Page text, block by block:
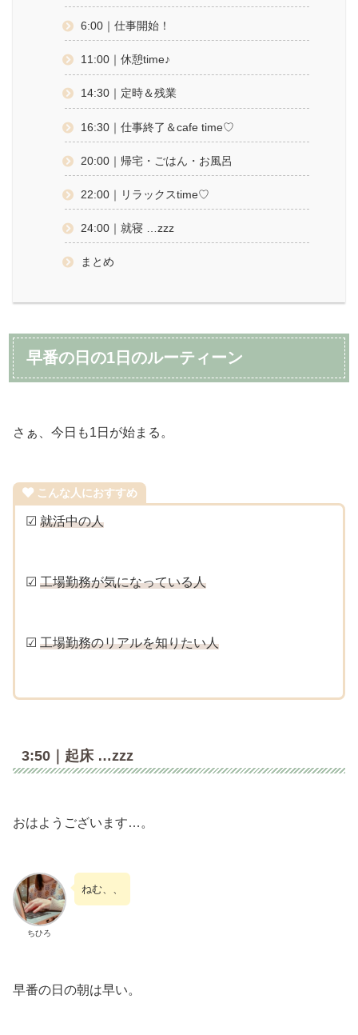
6:00｜仕事開始！
11:00｜休憩time♪
14:30｜定時＆残業
16:30｜仕事終了＆cafe time♡
20:00｜帰宅・ごはん・お風呂
22:00｜リラックスtime♡
24:00｜就寝 …zzz
まとめ
早番の日の1日のルーティーン
さぁ、今日も1日が始まる。
こんな人におすすめ
☑ 就活中の人
☑ 工場勤務が気になっている人
☑ 工場勤務のリアルを知りたい人
3:50｜起床 …zzz
おはようございます…。
ちひろ
ねむ、、
早番の日の朝は早い。